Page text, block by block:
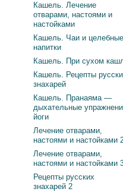
Кашель. Лечение
отварами, настоями и
настойками
Кашель. Чаи и целебные
напитки
Кашель. При сухом
Кашель. Рецепты
знахарей
Кашель. Пранаяма —
дыхательные
йоги
Лечение отварами,
настоями и настойками
Лечение отварами,
настоями и настойками
Рецепты русских
знахарей 2